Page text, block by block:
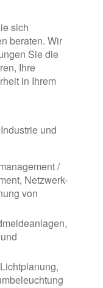
sich
beraten. Wir
Sie die
, Ihre
in Ihrem
und
/
, Netzwerk-
von
,
,